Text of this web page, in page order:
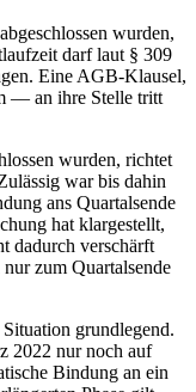
wurden,
darf laut § 309
Eine AGB-Klausel,
— an ihre Stelle tritt
wurden, richtet
war bis dahin
ans Quartalsende
hat klargestellt,
dadurch verschärft
zum Quartalsende
grundlegend.
2022 nur noch auf
Bindung an ein